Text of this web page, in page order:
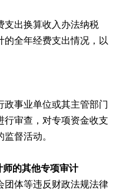
支出换算收入办法纳税
的全年经费支出情况，以
政事业单位或其主管部门
行审查，对专项资金收支
督活动。
的其他专项审计
团体等违反财政法规法律